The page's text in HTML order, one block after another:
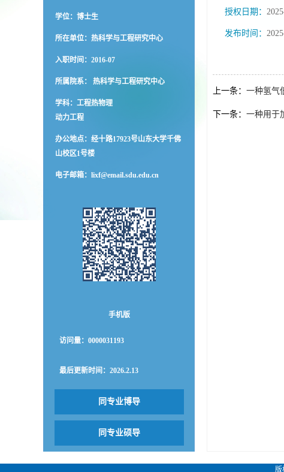
学位：博士生
所在单位：热科学与工程研究中心
入职时间：2016-07
所属院系： 热科学与工程研究中心
学科：工程热物理
动力工程
办公地点：经十路17923号山东大学千佛
山校区1号楼
电子邮箱： lixf@email.sdu.edu.cn
手机版
访问量： 0000031193
最后更新时间： 2026.2.13
同专业博导
同专业硕导
授权日期：
发布时间：
上一条： 一种氢气
下一条： 一种用于
版